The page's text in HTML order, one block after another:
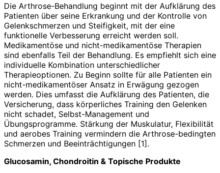
Die Arthrose-Behandlung beginnt mit der Aufklärung des
Patienten über seine Erkrankung und der Kontrolle von
Gelenkschmerzen und Steifigkeit, mit der eine
funktionelle Verbesserung erreicht werden soll.
Medikamentöse und nicht-medikamentöse Therapien
sind ebenfalls Teil der Behandlung. Es empfiehlt sich eine
individuelle Kombination unterschiedlicher
Therapieoptionen. Zu Beginn sollte für alle Patienten ein
nicht-medikamentöser Ansatz in Erwägung gezogen
werden. Dies umfasst die Aufklärung des Patienten, die
Versicherung, dass körperliches Training den Gelenken
nicht schadet, Selbst-Management und
Übungsprogramme. Stärkung der Muskulatur, Flexibilität
und aerobes Training vermindern die Arthrose-bedingten
Schmerzen und Beeinträchtigungen [1].
Glucosamin, Chondroitin & Topische Produkte